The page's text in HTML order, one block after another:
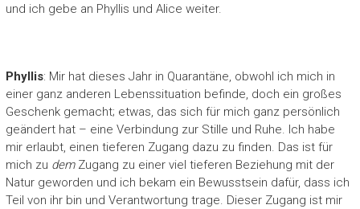
und ich gebe an Phyllis und Alice weiter.
Phyllis: Mir hat dieses Jahr in Quarantäne, obwohl ich mich in
einer ganz anderen Lebenssituation befinde, doch ein großes
Geschenk gemacht; etwas, das sich für mich ganz persönlich
geändert hat – eine Verbindung zur Stille und Ruhe. Ich habe
mir erlaubt, einen tieferen Zugang dazu zu finden. Das ist für
mich zu demZugang zu einer viel tieferen Beziehung mit der
Natur geworden und ich bekam ein Bewusstsein dafür, dass ich
Teil von ihr bin und Verantwortung trage. Dieser Zugang ist mir